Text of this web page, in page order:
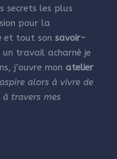
secrets les plus
pour la
et tout son savoir-
travail acharné je
j’ouvre mon atelier
alors à vivre de
travers mes